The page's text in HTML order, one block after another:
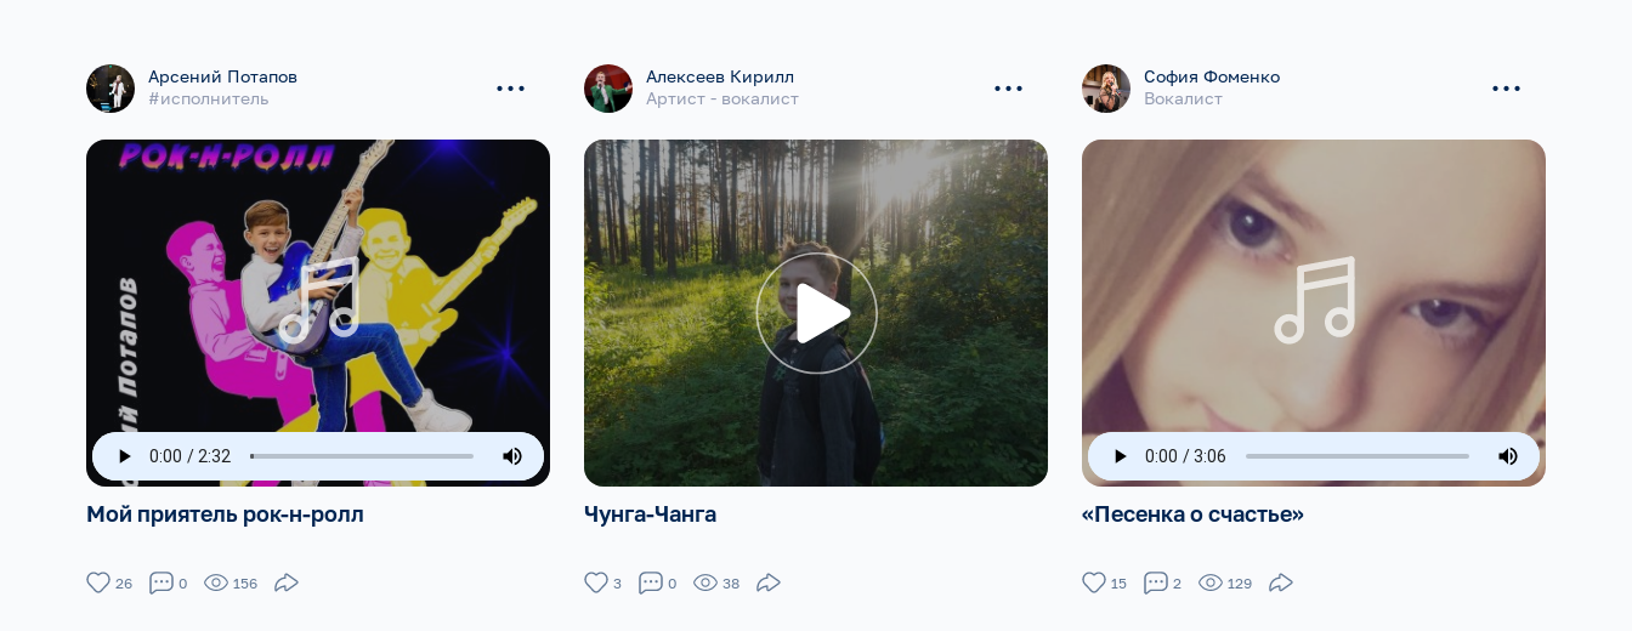
Арсений Потапов
#исполнитель
...
Мой приятель рок-н-ролл
26 0 156
Алексеев Кирилл
Артист - вокалист
...
Чунга-Чанга
3 0 38
София Фоменко
Вокалист
...
«Песенка о счастье»
15 2 129